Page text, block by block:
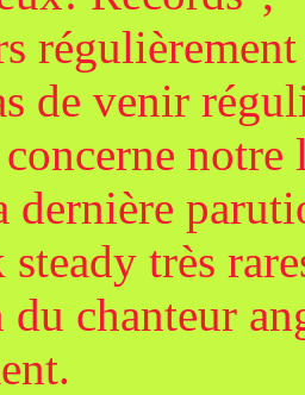
de venir
dernière
steady très
chanteur